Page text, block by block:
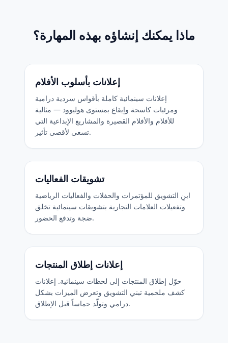
ماذا يمكنك إنشاؤه بهذه المهارة؟
إعلانات بأسلوب الأفلام
إعلانات سينمائية كاملة بأقواس سردية درامية
ومرئيات كاسحة وإيقاع بمستوى هوليوود — مثالية
للأفلام والأفلام القصيرة والمشاريع الإبداعية التي
تسعى لأقصى تأثير.
تشويقات الفعاليات
ابنِ التشويق للمؤتمرات والحفلات والفعاليات الرياضية
وتفعيلات العلامات التجارية بتشويقات سينمائية تخلق
ضجة وتدفع الحضور.
إعلانات إطلاق المنتجات
حوّل إطلاق المنتجات إلى لحظات سينمائية. إعلانات
كشف ملحمية تبني التشويق وتعرض الميزات بشكل
درامي وتولّد حماساً قبل الإطلاق.